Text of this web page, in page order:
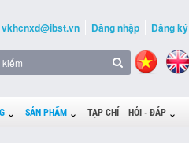
vkhcnxd@ibst.vn Đăng nhập Đăng ký
SẢN PHẨM TẠP CHÍ HỎI - ĐÁP